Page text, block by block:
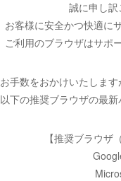
誠に申し訳
お客様に安全かつ快適に
ご利用のブラウザはサポ
お手数をおかけいたします
以下の推奨ブラウザの最新
【推奨ブラウザ